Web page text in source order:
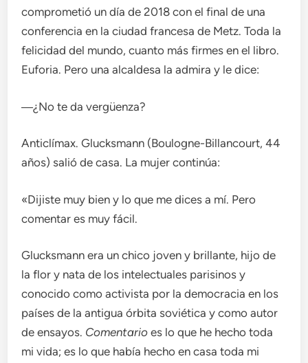
comprometió un día de 2018 con el final de una
conferencia en la ciudad francesa de Metz. Toda la
felicidad del mundo, cuanto más firmes en el libro.
Euforia. Pero una alcaldesa la admira y le dice:
―¿No te da vergüenza?
Anticlímax. Glucksmann (Boulogne-Billancourt, 44
años) salió de casa. La mujer continúa:
«Dijiste muy bien y lo que me dices a mí. Pero
comentar es muy fácil.
Glucksmann era un chico joven y brillante, hijo de
la flor y nata de los intelectuales parisinos y
conocido como activista por la democracia en los
países de la antigua órbita soviética y como autor
de ensayos. Comentarioes lo que he hecho toda
mi vida; es lo que había hecho en casa toda mi